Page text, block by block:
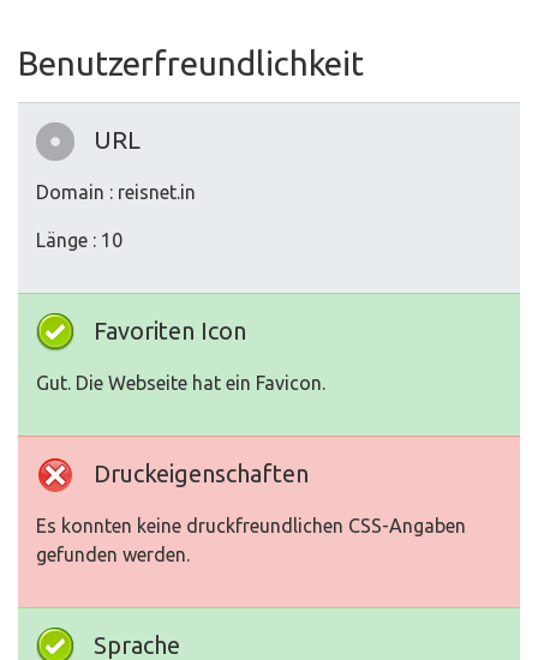
Benutzerfreundlichkeit
URL
Domain : reisnet.in
Länge : 10
Favoriten Icon
Gut. Die Webseite hat ein Favicon.
Druckeigenschaften
Es konnten keine druckfreundlichen CSS-Angaben
gefunden werden.
Sprache